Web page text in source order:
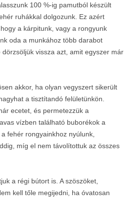
100 %-ig pamutból készült
ruhákkal dolgozunk. Ez azért
a kárpitunk, vagy a rongyunk
oda a munkához több darabot
vissza azt, amit egyszer már
akkor, ha olyan vegyszert sikerült
a tisztítandó felületünkön.
ecetet, és permetezzük a
vízben található buborékok a
fehér rongyainkhoz nyúlunk,
míg el nem távolítottuk az összes
a régi bútort is. A szöszöket,
kell tőle megijedni, ha óvatosan